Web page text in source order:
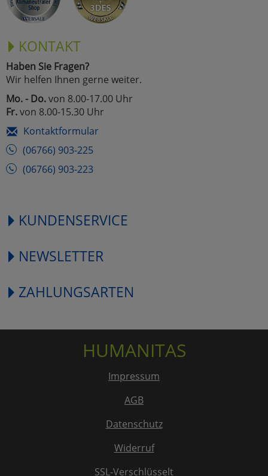
KONTAKT
Haben Sie Fragen?
Wir helfen Ihnen gerne weiter.
Mo. - Do.von 8.00-17.00 Uhr
Fr.von 8.00-15.30 Uhr
Kontaktformular
(06766) 903-225
(06766) 903-223
KUNDENSERVICE
NEWSLETTER
ZAHLUNGSARTEN
HUMANITAS
Impressum
AGB
Datenschutz
Widerruf
SSL-Verschlüsselt